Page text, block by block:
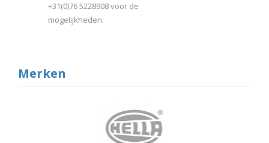
+31(0)76 5228908 voor de
mogelijkheden.
Merken